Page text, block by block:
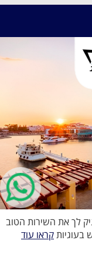
החל מ- ₪1,393
לך את השירות הטוב
קראו עוד